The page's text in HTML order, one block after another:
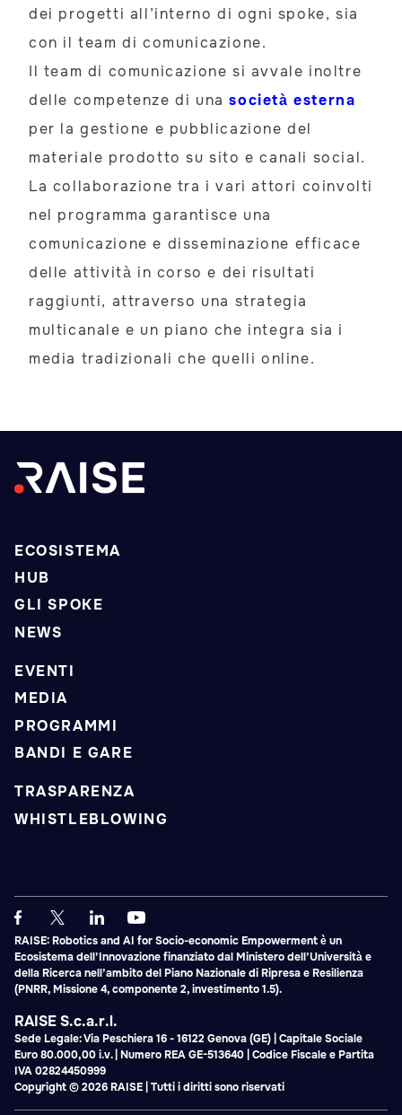
dei progetti all’interno di ogni spoke, sia
con il team di comunicazione.
Il team di comunicazione si avvale inoltre
delle competenze di unasocietà esterna
per la gestione e pubblicazione del
materiale prodotto su sito e canali social.
La collaborazione tra i vari attori coinvolti
nel programma garantisce una
comunicazione e disseminazione efficace
delle attività in corso e dei risultati
raggiunti, attraverso una strategia
multicanale e un piano che integra sia i
media tradizionali che quelli online.
ECOSISTEMA
HUB
GLI SPOKE
NEWS
EVENTI
MEDIA
PROGRAMMI
BANDI E GARE
TRASPARENZA
WHISTLEBLOWING
RAISE: Robotics and AI for Socio-economic Empowerment è un
Ecosistema dell’Innovazione finanziato dal Ministero dell’Università e
della Ricerca nell’ambito del Piano Nazionale di Ripresa e Resilienza
(PNRR, Missione 4, componente 2, investimento 1.5).
RAISE S.c.a.r.l.
Sede Legale: Via Peschiera 16 - 16122 Genova (GE) | Capitale Sociale
Euro 80.000,00 i.v. | Numero REA GE-513640 | Codice Fiscale e Partita
IVA 02824450999
Copyright © 2026 RAISE | Tutti i diritti sono riservati